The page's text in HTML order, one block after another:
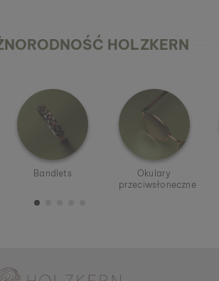
HOLZKERN
Bandlets
Okulary
przeciwsłoneczne